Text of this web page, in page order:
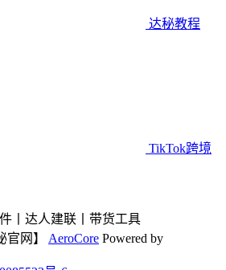
达秘教程
TikTok跨境
丨达人建联丨带货工具
官网】 AeroCore Powered by